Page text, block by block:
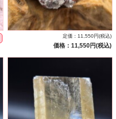
定価：11,550円(税込)
価格：11,550円(税込)